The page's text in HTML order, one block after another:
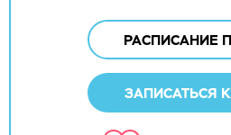
РАСПИСАНИЕ
ЗАПИСАТЬСЯ